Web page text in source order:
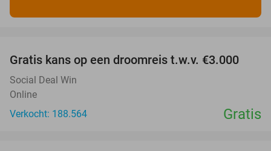
Gratis kans op een droomreis t.w.v. €3.000
Social Deal Win
Online
Verkocht: 188.564
Gratis